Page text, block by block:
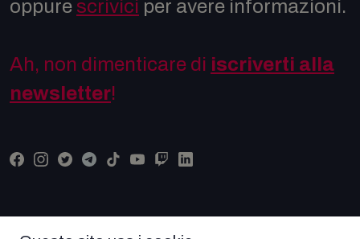
oppure scrivici per avere informazioni.
Ah, non dimenticare di iscriverti alla
newsletter!